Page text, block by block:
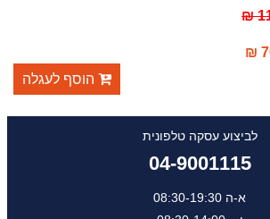
הוסף לעגלה
לביצוע עסקה טלפונית
04-9001115
א-ה 08:30-19:30